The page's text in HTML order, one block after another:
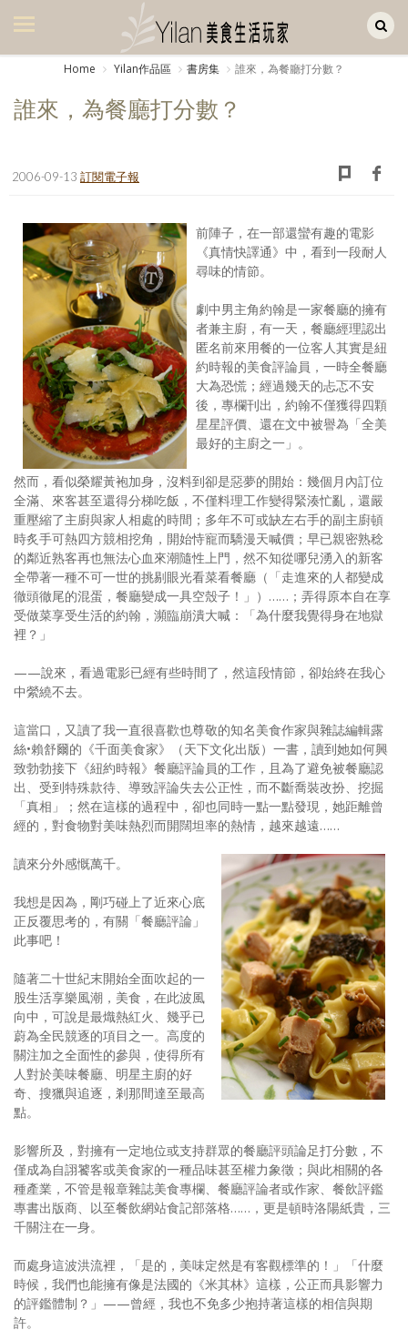
美食集
生活風
書房集
日記簿
餐桌週記
享樂隨手拍
照相簿
影音區
創意出版服務
歷史區
關於Yilan
個人著作
媒體報導一覽
合作與代言
訂閱電子報
Home Yilan作品區 書房集 誰來，為餐廳打分數？
誰來，為餐廳打分數？
2006-09-13 訂閱電子報
前陣子，在一部還蠻有趣的電影
《真情快譯通》中，看到一段耐人
尋味的情節。
劇中男主角約翰是一家餐廳的擁有
者兼主廚，有一天，餐廳經理認出
匿名前來用餐的一位客人其實是紐
約時報的美食評論員，一時全餐廳
大為恐慌；經過幾天的忐忑不安
後，專欄刊出，約翰不僅獲得四顆
星星評價、還在文中被譽為「全美
最好的主廚之一」。
然而，看似榮耀黃袍加身，沒料到卻是惡夢的開始：幾個月內訂位
全滿、來客甚至還得分梯吃飯，不僅料理工作變得緊湊忙亂，還嚴
重壓縮了主廚與家人相處的時間；多年不可或缺左右手的副主廚頓
時炙手可熱四方競相挖角，開始恃寵而驕漫天喊價；早已親密熟稔
的鄰近熟客再也無法心血來潮隨性上門，然不知從哪兒湧入的新客
全帶著一種不可一世的挑剔眼光看菜看餐廳（「走進來的人都變成
徹頭徹尾的混蛋，餐廳變成一具空殼子！」）……；弄得原本自在享
受做菜享受生活的約翰，瀕臨崩潰大喊：「為什麼我覺得身在地獄
裡？」
——說來，看過電影已經有些時間了，然這段情節，卻始終在我心
中縈繞不去。
這當口，又讀了我一直很喜歡也尊敬的知名美食作家與雜誌編輯露
絲•賴舒爾的《千面美食家》（天下文化出版）一書，讀到她如何興
致勃勃接下《紐約時報》餐廳評論員的工作，且為了避免被餐廳認
出、受到特殊款待、導致評論失去公正性，而不斷喬裝改扮、挖掘
「真相」；然在這樣的過程中，卻也同時一點一點發現，她距離曾
經的，對食物對美味熱烈而開闊坦率的熱情，越來越遠……
讀來分外感慨萬千。
我想是因為，剛巧碰上了近來心底
正反覆思考的，有關「餐廳評論」
此事吧！
隨著二十世紀末開始全面吹起的一
股生活享樂風潮，美食，在此波風
向中，可說是最熾熱紅火、幾乎已
蔚為全民競逐的項目之一。高度的
關注加之全面性的參與，使得所有
人對於美味餐廳、明星主廚的好
奇、搜獵與追逐，剎那間達至最高
點。
影響所及，對擁有一定地位或支持群眾的餐廳評頭論足打分數，不
僅成為自詡饕客或美食家的一種品味甚至權力象徵；與此相關的各
種產業，不管是報章雜誌美食專欄、餐廳評論者或作家、餐飲評鑑
專書出版商、以至餐飲網站食記部落格……，更是頓時洛陽紙貴，三
千關注在一身。
而處身這波洪流裡，「是的，美味定然是有客觀標準的！」「什麼
時候，我們也能擁有像是法國的《米其林》這樣，公正而具影響力
的評鑑體制？」——曾經，我也不免多少抱持著這樣的相信與期
許。